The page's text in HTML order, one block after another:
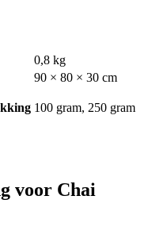
0,8 kg
90 × 80 × 30 cm
100 gram, 250 gram
voor Chai